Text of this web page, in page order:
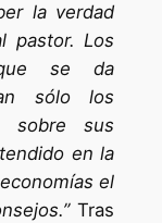
la verdad
pastor. Los
se da
sólo los
sobre sus
en la
el
Tras